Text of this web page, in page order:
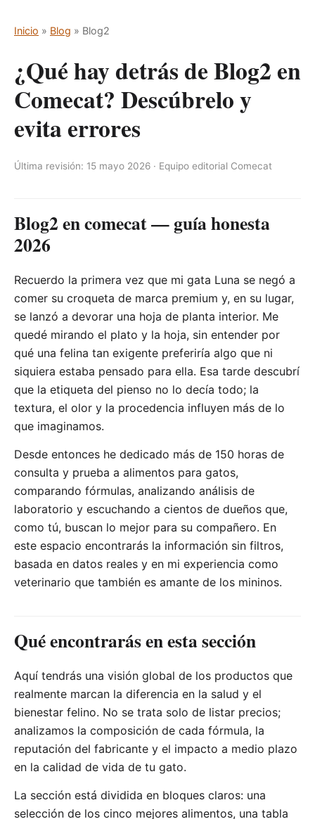
Inicio » Blog » Blog2
¿Qué hay detrás de Blog2 en
Comecat? Descúbrelo y
evita errores
Última revisión: 15 mayo 2026 · Equipo editorial Comecat
Blog2 en comecat — guía honesta
2026
Recuerdo la primera vez que mi gata Luna se negó a
comer su croqueta de marca premium y, en su lugar,
se lanzó a devorar una hoja de planta interior. Me
quedé mirando el plato y la hoja, sin entender por
qué una felina tan exigente preferiría algo que ni
siquiera estaba pensado para ella. Esa tarde descubrí
que la etiqueta del pienso no lo decía todo; la
textura, el olor y la procedencia influyen más de lo
que imaginamos.
Desde entonces he dedicado más de 150 horas de
consulta y prueba a alimentos para gatos,
comparando fórmulas, analizando análisis de
laboratorio y escuchando a cientos de dueños que,
como tú, buscan lo mejor para su compañero. En
este espacio encontrarás la información sin filtros,
basada en datos reales y en mi experiencia como
veterinario que también es amante de los mininos.
Qué encontrarás en esta sección
Aquí tendrás una visión global de los productos que
realmente marcan la diferencia en la salud y el
bienestar felino. No se trata solo de listar precios;
analizamos la composición de cada fórmula, la
reputación del fabricante y el impacto a medio plazo
en la calidad de vida de tu gato.
La sección está dividida en bloques claros: una
selección de los cinco mejores alimentos, una tabla